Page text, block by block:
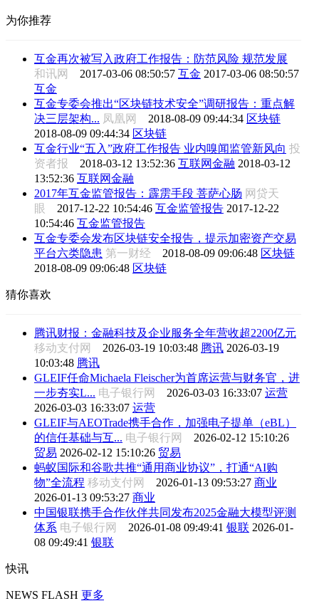
为你推荐
互金再次被写入政府工作报告：防范风险 规范发展
和讯网 2017-03-06 08:50:57 互金 2017-03-06 08:50:57
互金
互金专委会推出“区块链技术安全”调研报告：重点解
决三层架构... 凤凰网 2018-08-09 09:44:34 区块链
2018-08-09 09:44:34 区块链
互金行业“五入”政府工作报告 业内嗅闻监管新风向 投
资者报 2018-03-12 13:52:36 互联网金融 2018-03-12
13:52:36 互联网金融
2017年互金监管报告：霹雳手段 菩萨心肠 网贷天
眼 2017-12-22 10:54:46 互金监管报告 2017-12-22
10:54:46 互金监管报告
互金专委会发布区块链安全报告，提示加密资产交易
平台六类隐患 第一财经 2018-08-09 09:06:48 区块链
2018-08-09 09:06:48 区块链
猜你喜欢
腾讯财报：金融科技及企业服务全年营收超2200亿元
移动支付网 2026-03-19 10:03:48 腾讯 2026-03-19
10:03:48 腾讯
GLEIF任命Michaela Fleischer为首席运营与财务官，进
一步夯实L... 电子银行网 2026-03-03 16:33:07 运营
2026-03-03 16:33:07 运营
GLEIF与AEOTrade携手合作，加强电子提单（eBL）
的信任基础与互... 电子银行网 2026-02-12 15:10:26
贸易 2026-02-12 15:10:26 贸易
蚂蚁国际和谷歌共推“通用商业协议”，打通“AI购
物”全流程 移动支付网 2026-01-13 09:53:27 商业
2026-01-13 09:53:27 商业
中国银联携手合作伙伴共同发布2025金融大模型评测
体系 电子银行网 2026-01-08 09:49:41 银联 2026-01-
08 09:49:41 银联
快讯
NEWS FLASH 更多